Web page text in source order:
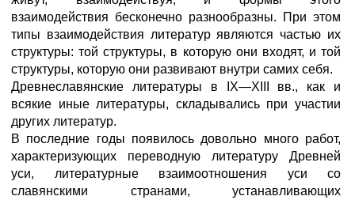
взаимодействия бесконечно разнообразны. При этом
типы взаимодействия литератур являются частью их
структуры: той структуры, в которую они входят, и той
структуры, которую они развивают внутри самих себя.
Древнеславянские литературы в IX—XIII вв., как и
всякие иные литературы, складывались при участии
других литератур.
В последние годы появилось довольно много работ,
характеризующих переводную литературу Древней
уси, литературные взаимоотношения уси со
славянскими странами, устанавливающих